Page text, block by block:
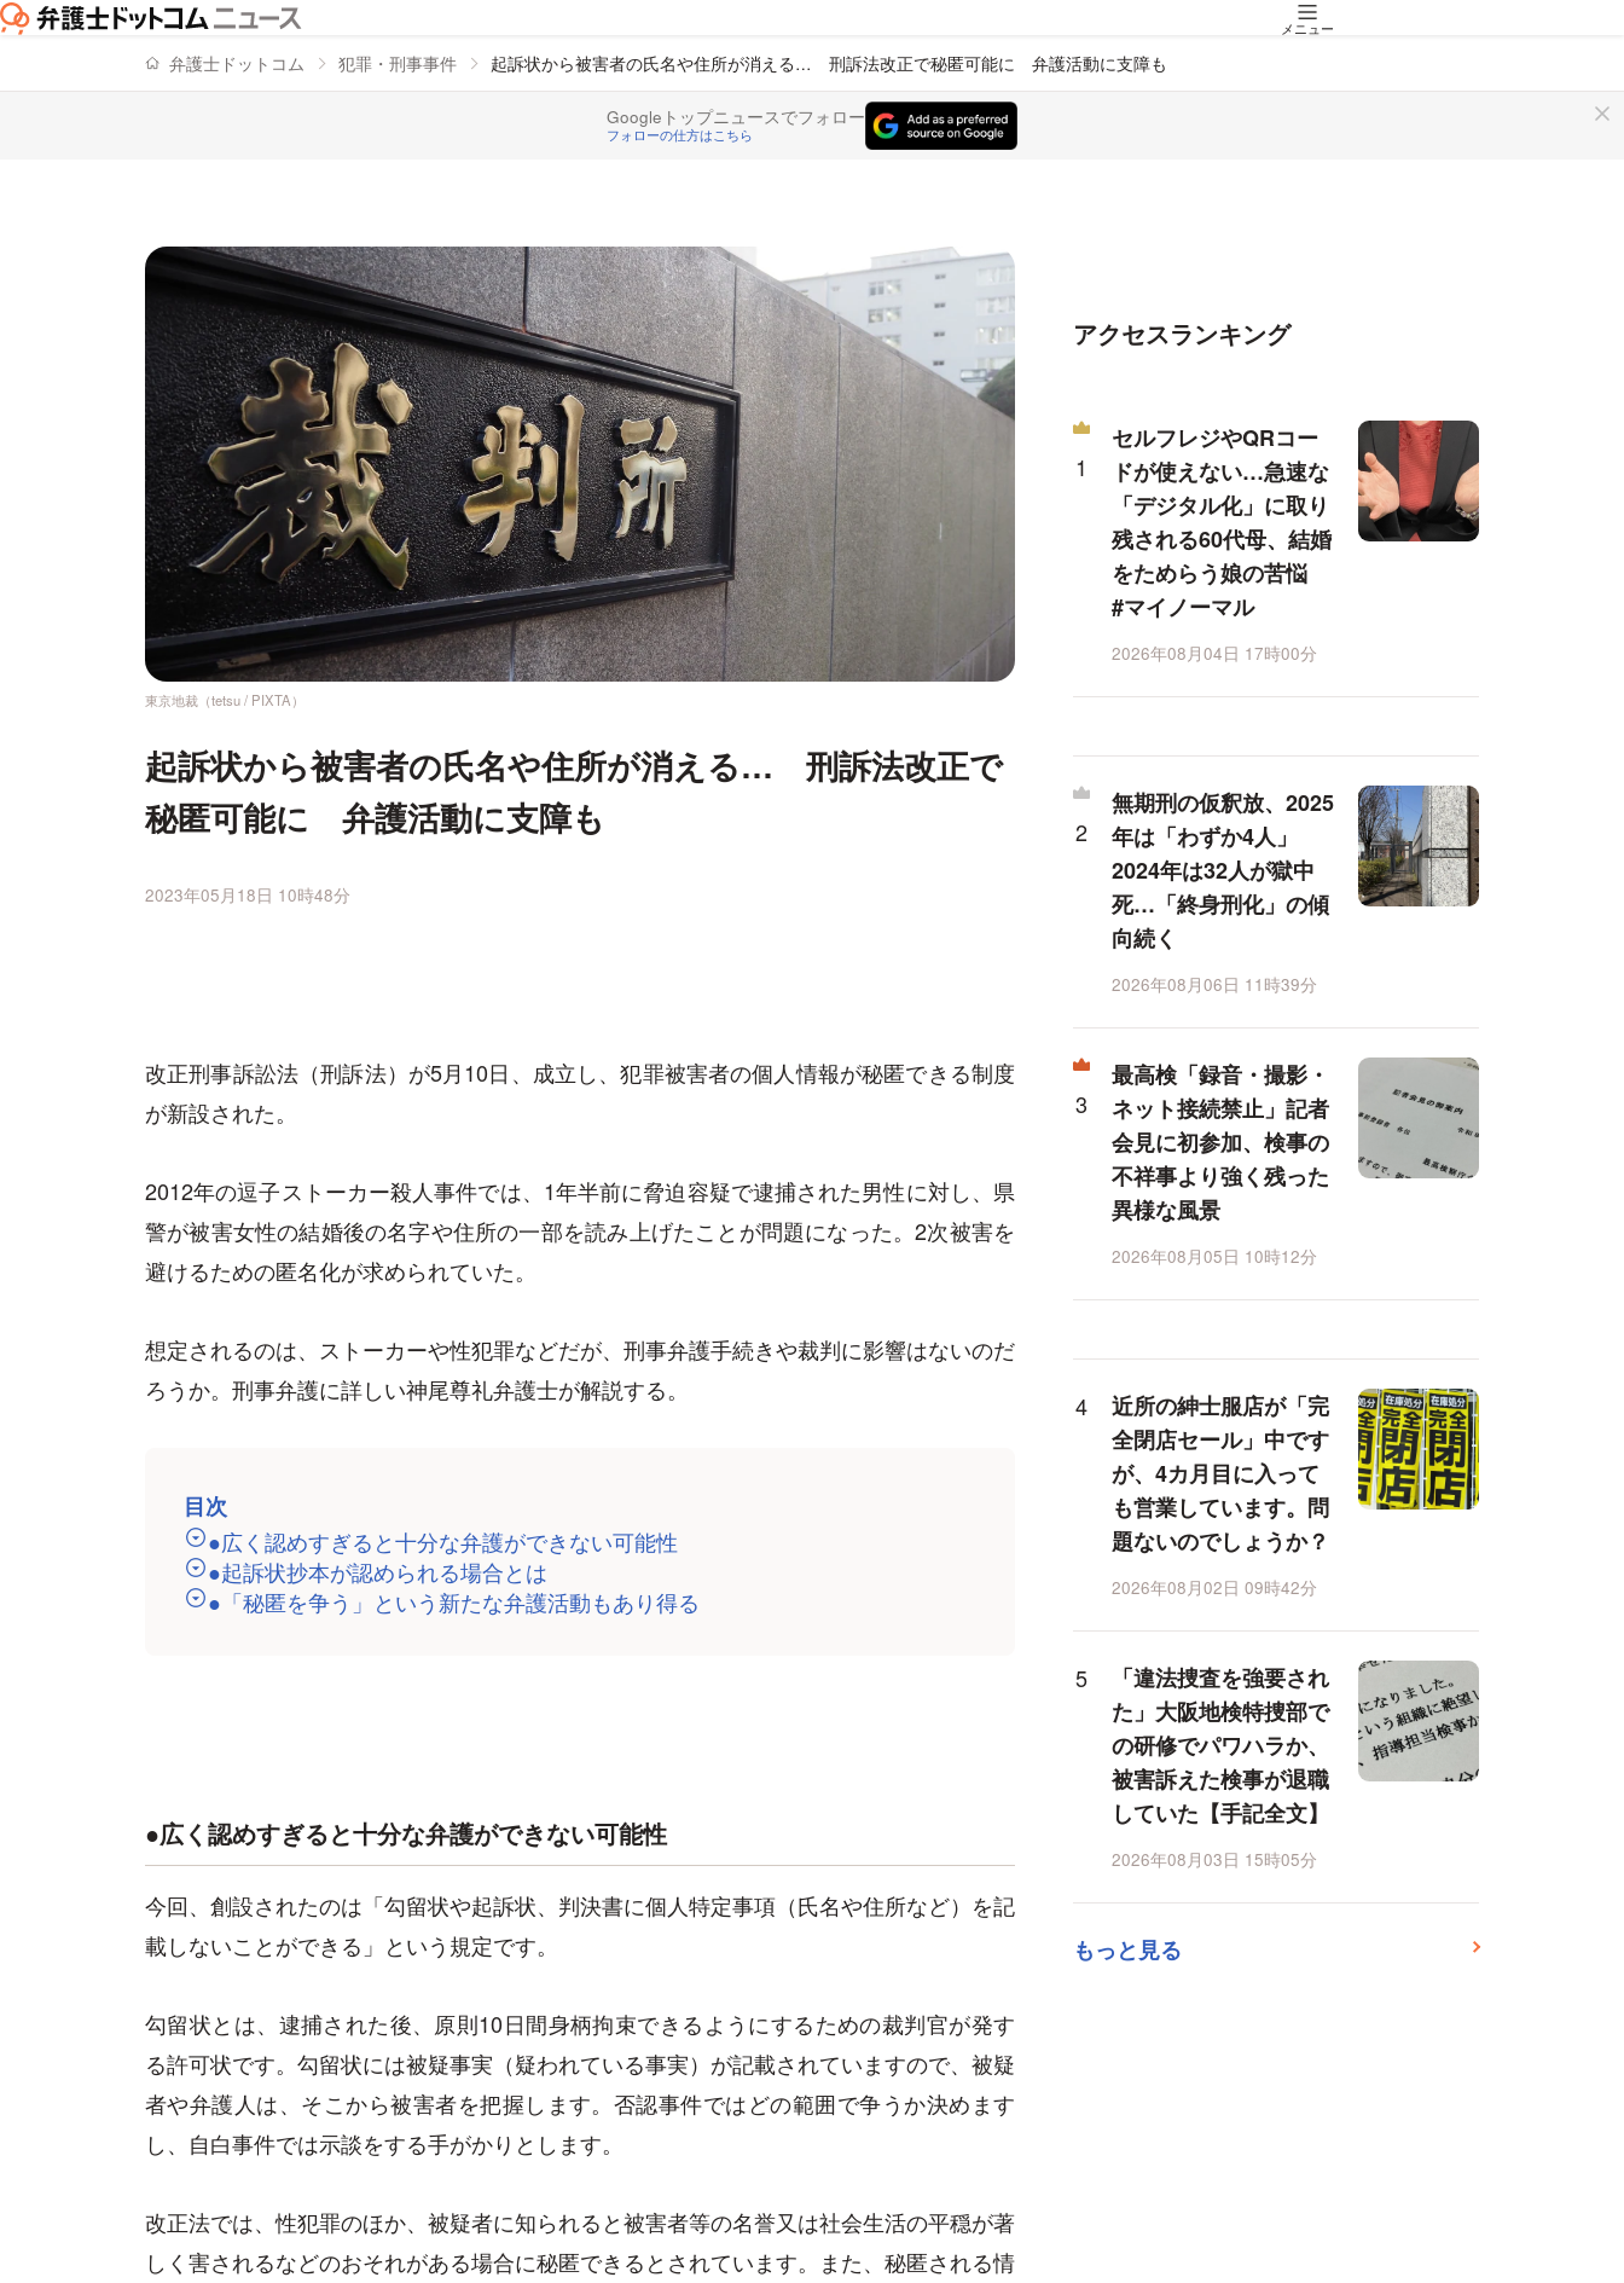
メニュー
弁護士ドットコム 犯罪・刑事事件 起訴状から被害者の氏名や住所が消える… 刑訴法改正で秘匿可能に 弁護活動に支障も
Googleトップニュースでフォロー
フォローの仕方はこちら
東京地裁（tetsu / PIXTA）
起訴状から被害者の氏名や住所が消える… 刑訴法改正で
秘匿可能に 弁護活動に支障も
2023年05月18日 10時48分
改正刑事訴訟法（刑訴法）が5月10日、成立し、犯罪被害者の個人情報が秘匿できる制度
が新設された。
2012年の逗子ストーカー殺人事件では、1年半前に脅迫容疑で逮捕された男性に対し、県
警が被害女性の結婚後の名字や住所の一部を読み上げたことが問題になった。2次被害を
避けるための匿名化が求められていた。
想定されるのは、ストーカーや性犯罪などだが、刑事弁護手続きや裁判に影響はないのだ
ろうか。刑事弁護に詳しい神尾尊礼弁護士が解説する。
目次
●広く認めすぎると十分な弁護ができない可能性
●起訴状抄本が認められる場合とは
●「秘匿を争う」という新たな弁護活動もあり得る
●広く認めすぎると十分な弁護ができない可能性
今回、創設されたのは「勾留状や起訴状、判決書に個人特定事項（氏名や住所など）を記
載しないことができる」という規定です。
勾留状とは、逮捕された後、原則10日間身柄拘束できるようにするための裁判官が発す
る許可状です。勾留状には被疑事実（疑われている事実）が記載されていますので、被疑
者や弁護人は、そこから被害者を把握します。否認事件ではどの範囲で争うか決めます
し、自白事件では示談をする手がかりとします。
改正法では、性犯罪のほか、被疑者に知られると被害者等の名誉又は社会生活の平穏が著
しく害されるなどのおそれがある場合に秘匿できるとされています。また、秘匿される情
アクセスランキング
セルフレジやQRコー
ドが使えない…急速な
「デジタル化」に取り
残される60代母、結婚
をためらう娘の苦悩
#マイノーマル
2026年08月04日 17時00分
無期刑の仮釈放、2025
年は「わずか4人」
2024年は32人が獄中
死…「終身刑化」の傾
向続く
2026年08月06日 11時39分
最高検「録音・撮影・
ネット接続禁止」記者
会見に初参加、検事の
不祥事より強く残った
異様な風景
2026年08月05日 10時12分
近所の紳士服店が「完
全閉店セール」中です
が、4カ月目に入って
も営業しています。問
題ないのでしょうか？
2026年08月02日 09時42分
「違法捜査を強要され
た」大阪地検特捜部で
の研修でパワハラか、
被害訴えた検事が退職
していた【手記全文】
2026年08月03日 15時05分
もっと見る